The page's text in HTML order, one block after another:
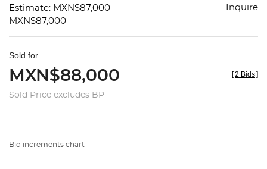
Estimate: MXN$87,000 -
MXN$87,000
Inquire
Sold for
MXN$88,000
Sold Price excludes BP
[2 Bids]
Bid increments chart